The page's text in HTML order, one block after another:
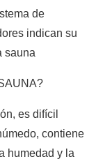
de
indican su
sauna
es difícil
contiene
humedad y la